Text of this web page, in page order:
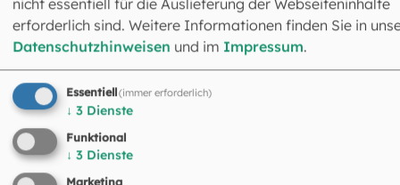
Wie viel Zeit wenden Sie für die Arbeit im
Pfarrgemeinderat auf?
Diese Frage lässt sich nicht pauschal beantworten. Ein
Ehrenamt ist ja kein Job mit fest geregelten
Die Arbeit im PGR ist eben sehr projektbezogen. Steht
Veranstaltung vor der Tür, muss man schon ein paar
Stunden mehr mitbringen. Da fange ich nicht an, die
nicht essentiell für die Auslieferung der Webseiteninhalte
erforderlich sind. Weitere Informationen finden Sie in
Datenschutzhinweisen und im Impressum.
Essentiell(immer erforderlich)
↓ 3 Dienste
Funktional
↓ 3 Dienste
Marketing